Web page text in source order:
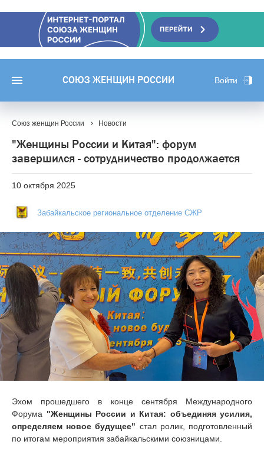
СОЮЗ ЖЕНЩИН РОССИИ Войти
Союз женщин России Новости
"Женщины России и Китая": форум
завершился - сотрудничество продолжается
10 октября 2025
Забайкальское региональное отделение СЖР
Эхом прошедшего в конце сентября Международного
Форума "Женщины России и Китая: объединяя усилия,
определяем новое будущее" стал ролик, подготовленный
по итогам мероприятия забайкальскими союзницами.